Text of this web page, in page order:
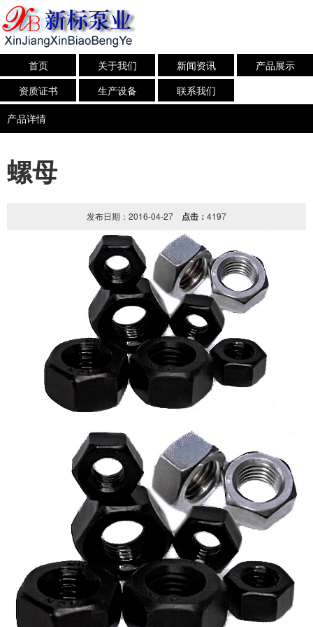
首页 关于我们 新闻资讯
产品展示
资质证书
生产设备
联系我们
产品详情
螺母
发布日期：2016-04-27 点击： 4197